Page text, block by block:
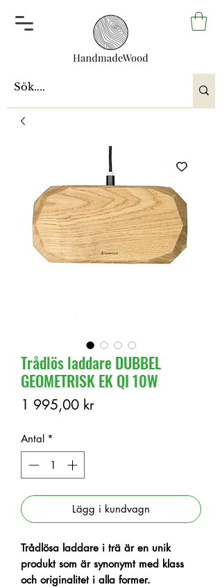
Trådlös laddare DUBBEL
GEOMETRISK EK QI 10W
1 995,00 krPris
Antal *
Lägg i kundvagn
Trådlösa laddare i trä är en unik
produkt som är synonymt med klass
och originalitet i alla former.